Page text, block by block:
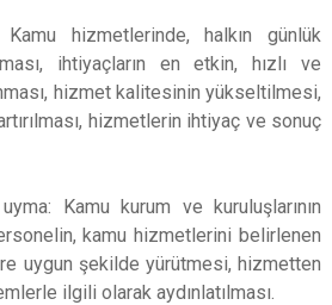
hizmetlerinde, halkın günlük
ihtiyaçların en etkin, hızlı ve
hizmet kalitesinin yükseltilmesi,
hizmetlerin ihtiyaç ve sonuç
Kamu kurum ve kuruluşlarının
kamu hizmetlerini belirlenen
uygun şekilde yürütmesi, hizmetten
ilgili olarak aydınlatılması.